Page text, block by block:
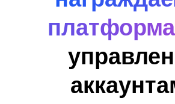
платформа